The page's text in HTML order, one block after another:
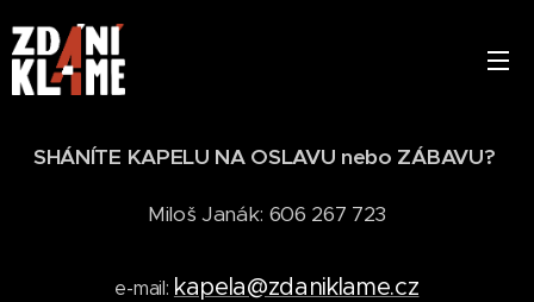
SHÁNÍTE KAPELU NA OSLAVU nebo ZÁBAVU?
Miloš Janák: 606 267 723
e-mail: kapela@zdaniklame.cz